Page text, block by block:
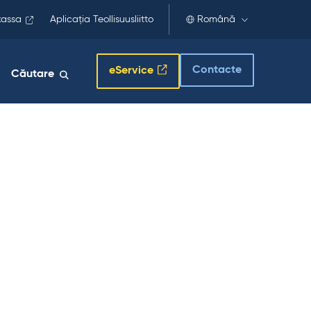
Aplicația Teollisuusliitto Română
Căutare eService Contacte